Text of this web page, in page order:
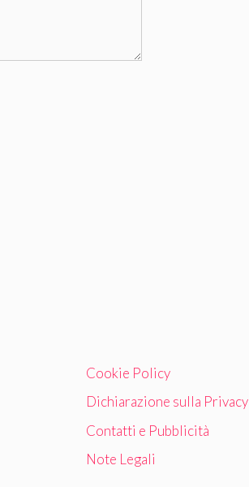
Cookie Policy
Dichiarazione sulla Privacy
Contatti e Pubblicità
Note Legali